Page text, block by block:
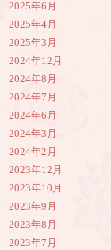
2025年6月
2025年4月
2025年3月
2024年12月
2024年8月
2024年7月
2024年6月
2024年3月
2024年2月
2023年12月
2023年10月
2023年9月
2023年8月
2023年7月